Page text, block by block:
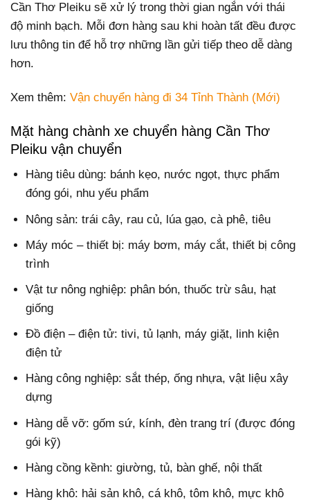
Cần Thơ Pleiku sẽ xử lý trong thời gian ngắn với thái
độ minh bạch. Mỗi đơn hàng sau khi hoàn tất đều được
lưu thông tin để hỗ trợ những lần gửi tiếp theo dễ dàng
hơn.
Xem thêm: Vận chuyển hàng đi 34 Tỉnh Thành (Mới)
Mặt hàng chành xe chuyển hàng Cần Thơ
Pleiku vận chuyển
Hàng tiêu dùng: bánh kẹo, nước ngọt, thực phẩm
đóng gói, nhu yếu phẩm
Nông sản: trái cây, rau củ, lúa gạo, cà phê, tiêu
Máy móc – thiết bị: máy bơm, máy cắt, thiết bị công
trình
Vật tư nông nghiệp: phân bón, thuốc trừ sâu, hạt
giống
Đồ điện – điện tử: tivi, tủ lạnh, máy giặt, linh kiện
điện tử
Hàng công nghiệp: sắt thép, ống nhựa, vật liệu xây
dựng
Hàng dễ vỡ: gốm sứ, kính, đèn trang trí (được đóng
gói kỹ)
Hàng cồng kềnh: giường, tủ, bàn ghế, nội thất
Hàng khô: hải sản khô, cá khô, tôm khô, mực khô